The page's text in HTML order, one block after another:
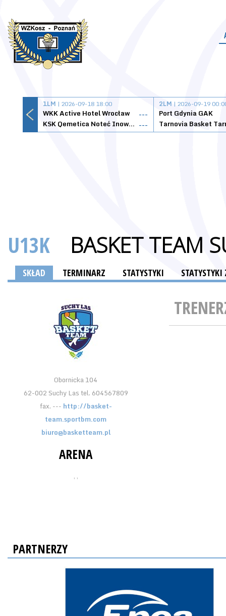
1LM | 2026-09-18 18:00
WKK Active Hotel Wrocław
---
KSK Qemetica Noteć Inowrocław ---
2LM | 2026-09-19
Port Gdynia GAK
U13K BASKET TEAM
SKŁAD TERMINARZ STATYSTYKI
Obornicka 104
62-002 Suchy Las tel. 604567809
fax. --- http://basket-
team.sportbm.com
biuro@basketteam.pl
ARENA
, ,
PARTNERZY